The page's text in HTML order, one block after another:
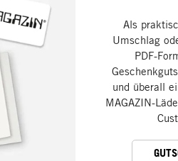
Als
Umschlag
PDF-
und überall
MAGAZIN-